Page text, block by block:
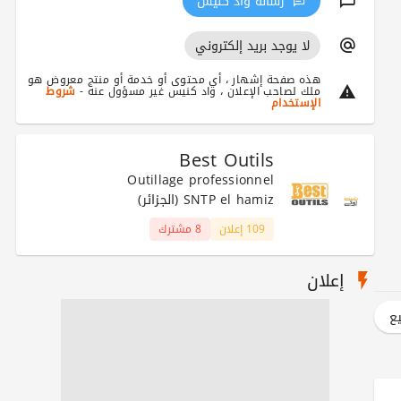
لا يوجد بريد إلكتروني
هذه صفحة إشهار ، أي محتوى أو خدمة أو منتج معروض هو
ملك لصاحب الإعلان ، واد كنيس غير مسؤول عنه - شروط
الإستخدام
Best Outils
Outillage professionnel
SNTP el hamiz (الجزائر)
109 إعلان 8 مشترك
إعلان